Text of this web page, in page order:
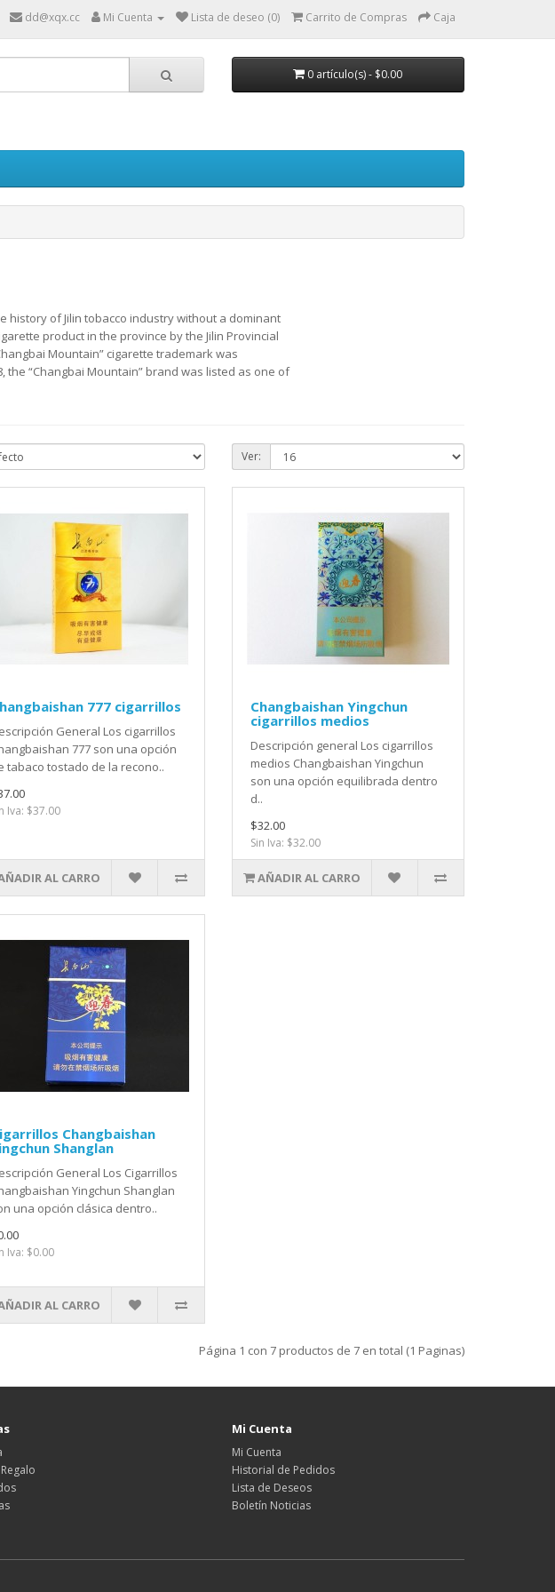
dd@xqx.cc Mi Cuenta Lista de deseo (0) Carrito de Compras Caja
0 artículo(s) - $0.00
history of Jilin tobacco industry without a dominant
product in the province by the Jilin Provincial
Mountain” cigarette trademark was
“Changbai Mountain” brand was listed as one of
Ver:
777 cigarrillos
General Los cigarrillos
777 son una opción
tabaco tostado de la recono..
Iva: $37.00
AL CARRO
Changbaishan Yingchun
cigarrillos medios
Descripción general Los cigarrillos
medios Changbaishan Yingchun
son una opción equilibrada dentro
d..
$32.00
Sin Iva: $32.00
AÑADIR AL CARRO
Changbaishan
Shanglan
General Los Cigarrillos
Yingchun Shanglan
una opción clásica dentro..
Iva: $0.00
AL CARRO
Página 1 con 7 productos de 7 en total (1 Paginas)
Mi Cuenta
Mi Cuenta
Historial de Pedidos
Lista de Deseos
Boletín Noticias